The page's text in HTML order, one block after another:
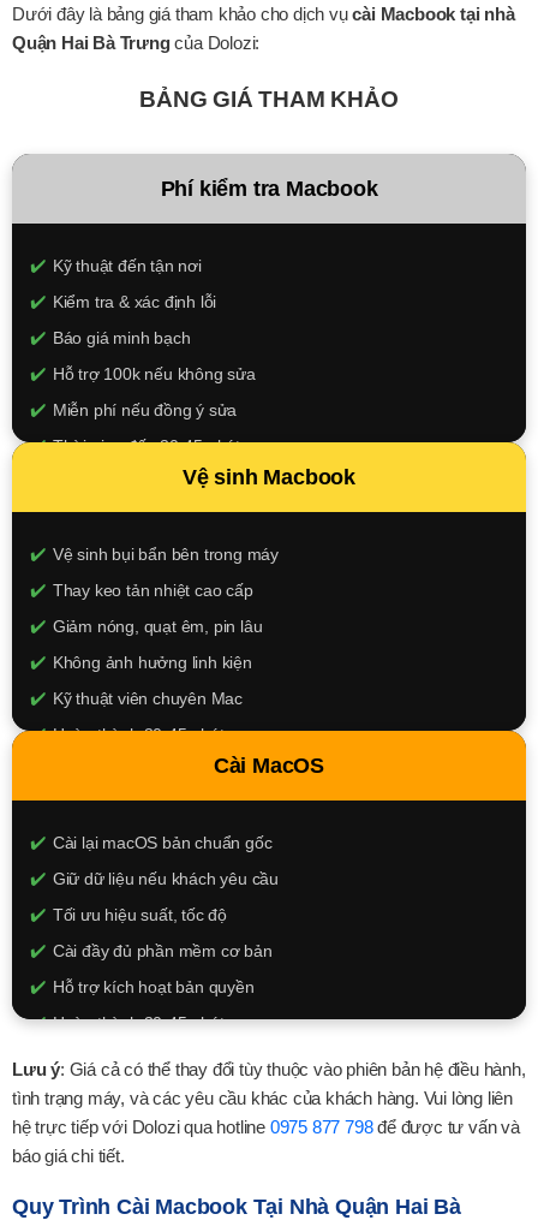
Dưới đây là bảng giá tham khảo cho dịch vụcài Macbook tại nhà
Quận Hai Bà Trưngcủa Dolozi:
BẢNG GIÁ THAM KHẢO
Phí kiểm tra Macbook
Kỹ thuật đến tận nơi
Kiểm tra & xác định lỗi
Báo giá minh bạch
Hỗ trợ 100k nếu không sửa
Miễn phí nếu đồng ý sửa
Thời gian đến 30-45 phút
100.000đ
XEM CHI TIẾT
Vệ sinh Macbook
Vệ sinh bụi bẩn bên trong máy
Thay keo tản nhiệt cao cấp
Giảm nóng, quạt êm, pin lâu
Không ảnh hưởng linh kiện
Kỹ thuật viên chuyên Mac
Hoàn thành 30-45 phút
250.000đ
XEM CHI TIẾT
Cài MacOS
Cài lại macOS bản chuẩn gốc
Giữ dữ liệu nếu khách yêu cầu
Tối ưu hiệu suất, tốc độ
Cài đầy đủ phần mềm cơ bản
Hỗ trợ kích hoạt bản quyền
Hoàn thành 30-45 phút
350.000đ
XEM CHI TIẾT
Lưu ý: Giá cả có thể thay đổi tùy thuộc vào phiên bản hệ điều hành,
tình trạng máy, và các yêu cầu khác của khách hàng. Vui lòng liên
hệ trực tiếp với Dolozi qua hotline 0975 877 798để được tư vấn và
báo giá chi tiết.
Quy Trình Cài Macbook Tại Nhà Quận Hai Bà